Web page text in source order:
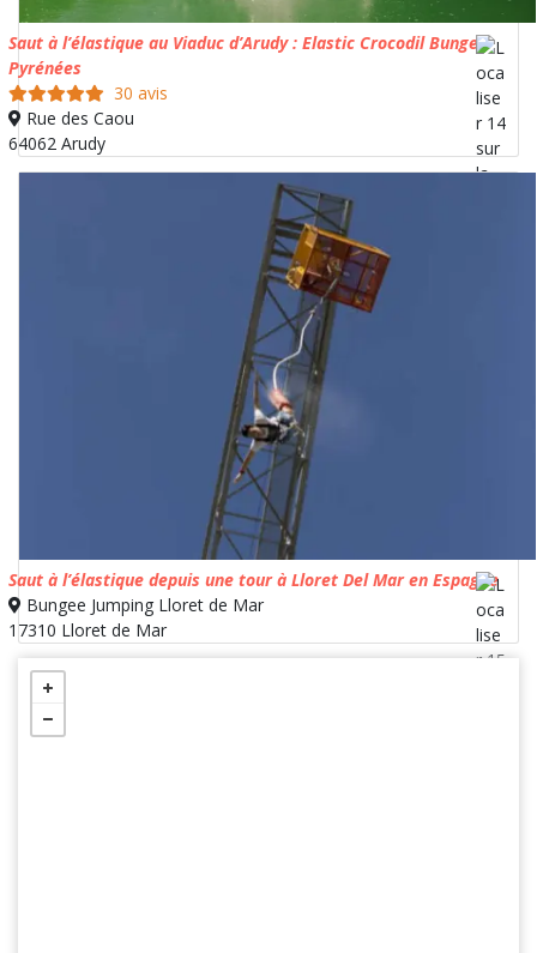
Saut à l’élastique au Viaduc d’Arudy : Elastic Crocodil Bungee
Pyrénées
30 avis
Rue des Caou
64062 Arudy
Saut à l’élastique depuis une tour à Lloret Del Mar en Espagne
Bungee Jumping Lloret de Mar
17310 Lloret de Mar